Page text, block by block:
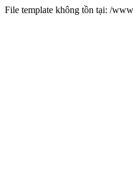
File template không tồn tại: /